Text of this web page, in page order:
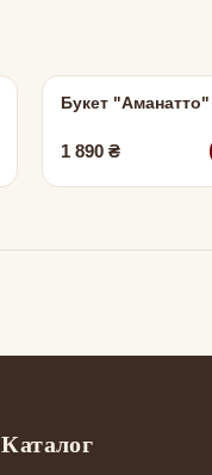
Букет "Аманатто"
1 890 ₴
Каталог